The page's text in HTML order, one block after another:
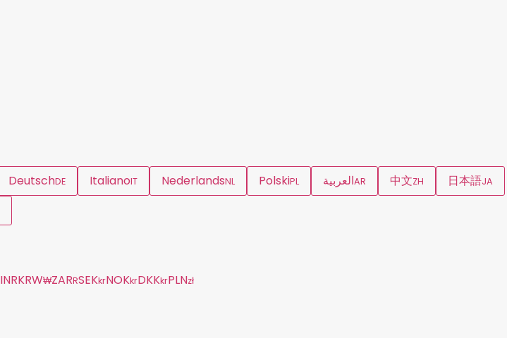
DeutschDE ItalianoIT NederlandsNL PolskiPL العربيةAR 中文ZH 日本語JA
INRKRW₩ZARRSEKkrNOKkrDKKkrPLNzł